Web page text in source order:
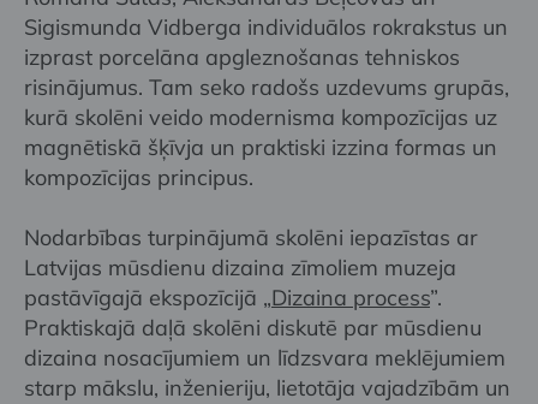
Sigismunda Vidberga individuālos rokrakstus un
izprast porcelāna apgleznošanas tehniskos
risinājumus. Tam seko radošs uzdevums grupās,
kurā skolēni veido modernisma kompozīcijas uz
magnētiskā šķīvja un praktiski izzina formas un
kompozīcijas principus.
Nodarbības turpinājumā skolēni iepazīstas ar
Latvijas mūsdienu dizaina zīmoliem muzeja
pastāvīgajā ekspozīcijā „Dizaina process”.
Praktiskajā daļā skolēni diskutē par mūsdienu
dizaina nosacījumiem un līdzsvara meklējumiem
starp mākslu, inženieriju, lietotāja vajadzībām un